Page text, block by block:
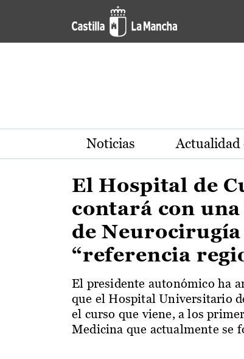
Pasar al contenido principal
Actualidad de la región
Noticias Actualidad
El Hospital de
contará con
de Neurocirugía
“referencia
El presidente autonómico ha
que el Hospital Universitario
el curso que viene, a los
Medicina que actualmente se